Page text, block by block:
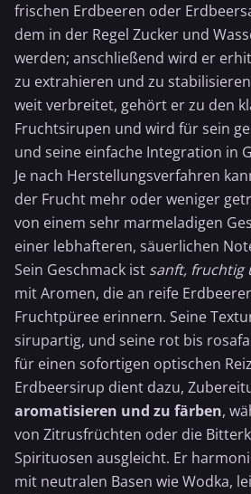
frischen Erdbeeren oder
dem in der Regel Zucker und
werden; anschließend wird er
zu extrahieren und zu
weit verbreitet, gehört er zu den
Fruchtsirupen und wird für sein
und seine einfache Integration in
Je nach Herstellungsverfahren
der Frucht mehr oder weniger
von einem sehr marmeladigen
einer lebhafteren, säuerlichen
Sein Geschmack ist sanft, fruchtig
mit Aromen, die an reife
Fruchtpüree erinnern. Seine
sirupartig, und seine rot bis
für einen sofortigen optischen
Erdbeersirup dient dazu,
aromatisieren und zu färben,
von Zitrusfrüchten oder die
Spirituosen ausgleicht. Er
mit neutralen Basen wie Wodka,